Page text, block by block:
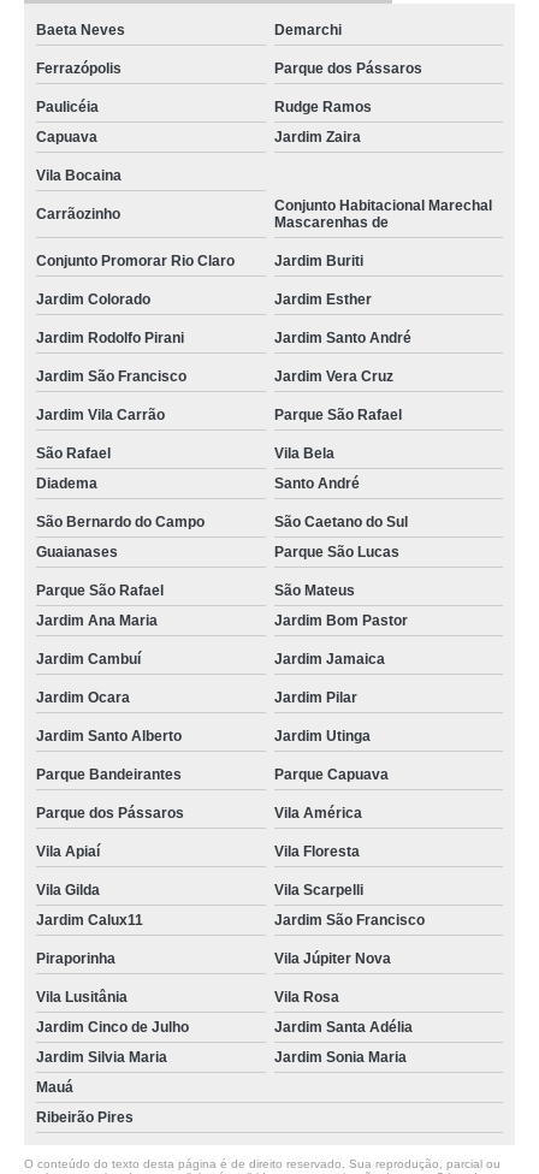
Baeta Neves Demarchi
Ferrazópolis Parque dos Pássaros
Paulicéia
Rudge Ramos
Capuava
Jardim Zaira
Vila Bocaina
Carrãozinho
Conjunto Habitacional Marechal
Mascarenhas de
Conjunto Promorar Rio Claro Jardim Buriti
Jardim Colorado Jardim Esther
Jardim Rodolfo Pirani Jardim Santo André
Jardim São Francisco Jardim Vera Cruz
Jardim Vila Carrão Parque São Rafael
São Rafael
Vila Bela
Diadema
Santo André
São Bernardo do Campo
São Caetano do Sul
Guaianases
Parque São Lucas
Parque São Rafael
São Mateus
Jardim Ana Maria
Jardim Bom Pastor
Jardim Cambuí Jardim Jamaica
Jardim Ocara Jardim Pilar
Jardim Santo Alberto Jardim Utinga
Parque Bandeirantes Parque Capuava
Parque dos Pássaros Vila América
Vila Apiaí Vila Floresta
Vila Gilda
Vila Scarpelli
Jardim Calux11
Jardim São Francisco
Piraporinha Vila Júpiter Nova
Vila Lusitânia
Vila Rosa
Jardim Cinco de Julho
Jardim Santa Adélia
Jardim Silvia Maria
Jardim Sonia Maria
Mauá
Ribeirão Pires
O conteúdo do texto desta página é de direito reservado. Sua reprodução, parcial ou